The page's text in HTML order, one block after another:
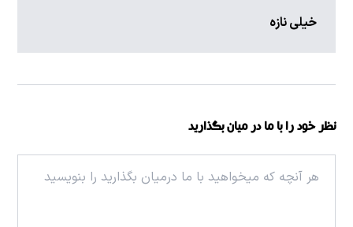
خیلی نازه
نظر خود را با ما در میان بگذارید